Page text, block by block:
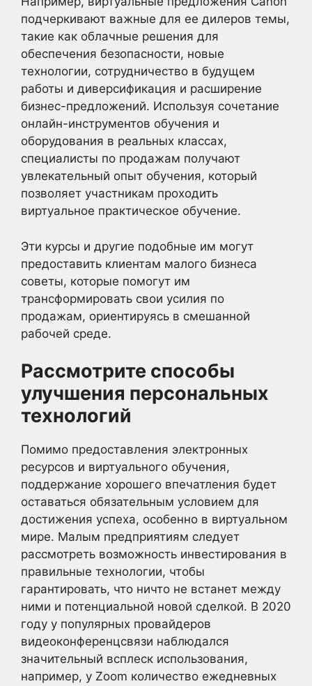
подчеркивают важные для ее дилеров темы,
такие как облачные решения для
обеспечения безопасности, новые
технологии, сотрудничество в будущем
работы и диверсификация и расширение
бизнес-предложений. Используя сочетание
онлайн-инструментов обучения и
оборудования в реальных классах,
специалисты по продажам получают
увлекательный опыт обучения, который
позволяет участникам проходить
виртуальное практическое обучение.
Эти курсы и другие подобные им могут
предоставить клиентам малого бизнеса
советы, которые помогут им
трансформировать свои усилия по
продажам, ориентируясь в смешанной
рабочей среде.
Рассмотрите способы
улучшения персональных
технологий
Помимо предоставления электронных
ресурсов и виртуального обучения,
поддержание хорошего впечатления будет
оставаться обязательным условием для
достижения успеха, особенно в виртуальном
мире. Малым предприятиям следует
рассмотреть возможность инвестирования в
правильные технологии, чтобы
гарантировать, что ничто не встанет между
ними и потенциальной новой сделкой. В 2020
году у популярных провайдеров
видеоконференцсвязи наблюдался
значительный всплеск использования,
например, у Zoom количество ежедневных